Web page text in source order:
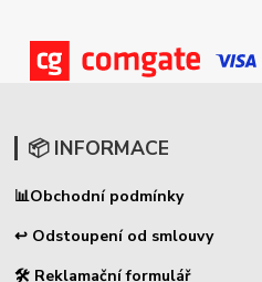
📦 INFORMACE
📊Obchodní podmínky
↩ Odstoupení od smlouvy
🛠 Reklamační formulář